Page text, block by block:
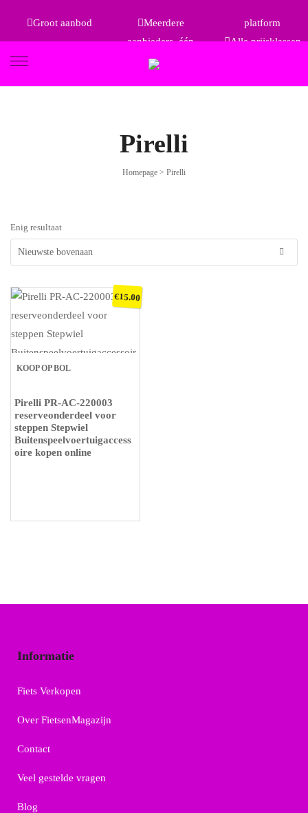
Groot aanbod
Meerdere
aanbieders, één
platform
Alle prijsklassen
Pirelli
Homepage > Pirelli
Enig resultaat
KOOP OP BOL
Pirelli PR-AC-220003
reserveonderdeel voor
steppen Stepwiel
Buitenspeelvoertuigaccess
oire kopen online
€15.00
Informatie
Fiets Verkopen
Over FietsenMagazijn
Contact
Veel gestelde vragen
Blog